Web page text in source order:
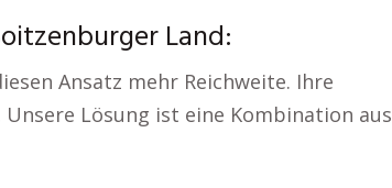
Land:
Ansatz mehr Reichweite. Ihre
Lösung ist eine Kombination aus